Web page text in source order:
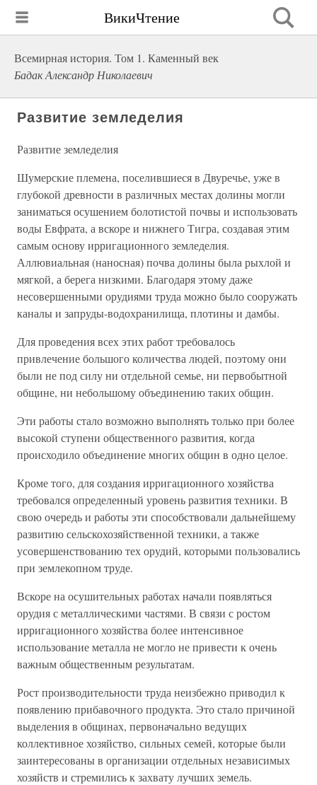
ВикиЧтение
Всемирная история. Том 1. Каменный век
Бадак Александр Николаевич
Развитие земледелия
Развитие земледелия
Шумерские племена, поселившиеся в Двуречье, уже в
глубокой древности в различных местах долины могли
заниматься осушением болотистой почвы и использовать
воды Евфрата, а вскоре и нижнего Тигра, создавая этим
самым основу ирригационного земледелия.
Аллювиальная (наносная) почва долины была рыхлой и
мягкой, а берега низкими. Благодаря этому даже
несовершенными орудиями труда можно было сооружать
каналы и запруды-водохранилища, плотины и дамбы.
Для проведения всех этих работ требовалось
привлечение большого количества людей, поэтому они
были не под силу ни отдельной семье, ни первобытной
общине, ни небольшому объединению таких общин.
Эти работы стало возможно выполнять только при более
высокой ступени общественного развития, когда
происходило объединение многих общин в одно целое.
Кроме того, для создания ирригационного хозяйства
требовался определенный уровень развития техники. В
свою очередь и работы эти способствовали дальнейшему
развитию сельскохозяйственной техники, а также
усовершенствованию тех орудий, которыми пользовались
при землекопном труде.
Вскоре на осушительных работах начали появляться
орудия с металлическими частями. В связи с ростом
ирригационного хозяйства более интенсивное
использование металла не могло не привести к очень
важным общественным результатам.
Рост производительности труда неизбежно приводил к
появлению прибавочного продукта. Это стало причиной
выделения в общинах, первоначально ведущих
коллективное хозяйство, сильных семей, которые были
заинтересованы в организации отдельных независимых
хозяйств и стремились к захвату лучших земель.